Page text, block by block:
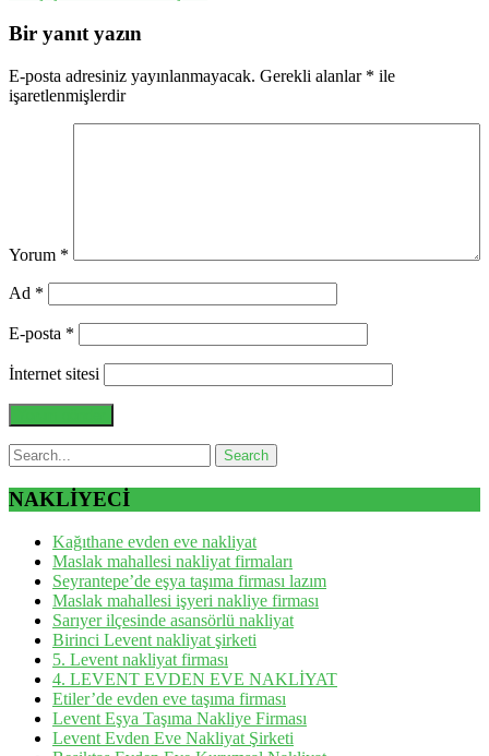
Bir yanıt yazın
E-posta adresiniz yayınlanmayacak. Gerekli alanlar * ile
işaretlenmişlerdir
Yorum *
Ad *
E-posta *
İnternet sitesi
NAKLİYECİ
Kağıthane evden eve nakliyat
Maslak mahallesi nakliyat firmaları
Seyrantepe’de eşya taşıma firması lazım
Maslak mahallesi işyeri nakliye firması
Sarıyer ilçesinde asansörlü nakliyat
Birinci Levent nakliyat şirketi
5. Levent nakliyat firması
4. LEVENT EVDEN EVE NAKLİYAT
Etiler’de evden eve taşıma firması
Levent Eşya Taşıma Nakliye Firması
Levent Evden Eve Nakliyat Şirketi